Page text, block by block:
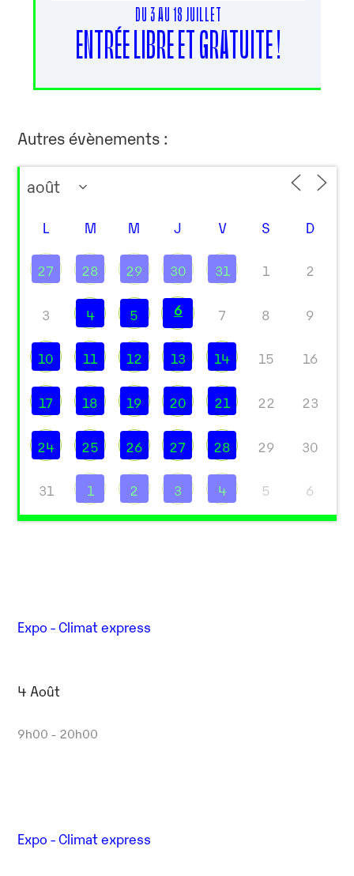
DU 3 AU 18 JUILLET
ENTRÉE LIBRE ET GRATUITE !
Autres évènements :
L M M J V S D
27 28 29 30 31 1 2
3 4 5 6 7 8 9
10 11 12 13 14 15 16
17 18 19 20 21 22 23
24 25 26 27 28 29 30
31 1 2 3 4 5 6
Expo - Climat express
4 Août
9h00 - 20h00
Expo - Climat express